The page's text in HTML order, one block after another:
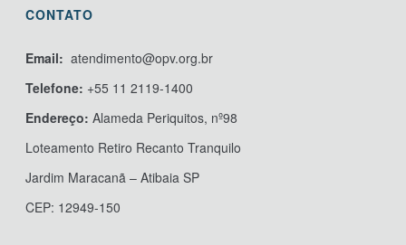
CONTATO
Email: atendimento@opv.org.br
Telefone: +55 11 2119-1400
Endereço:Alameda Periquitos, nº98
Loteamento Retiro Recanto Tranquilo
Jardim Maracanã – Atibaia SP
CEP: 12949-150